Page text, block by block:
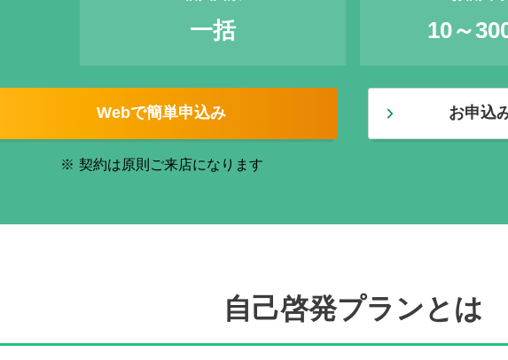
一括 10～
Webで簡単申込み
※ 契約は原則ご来店になります
お申込
自己啓発プランとは